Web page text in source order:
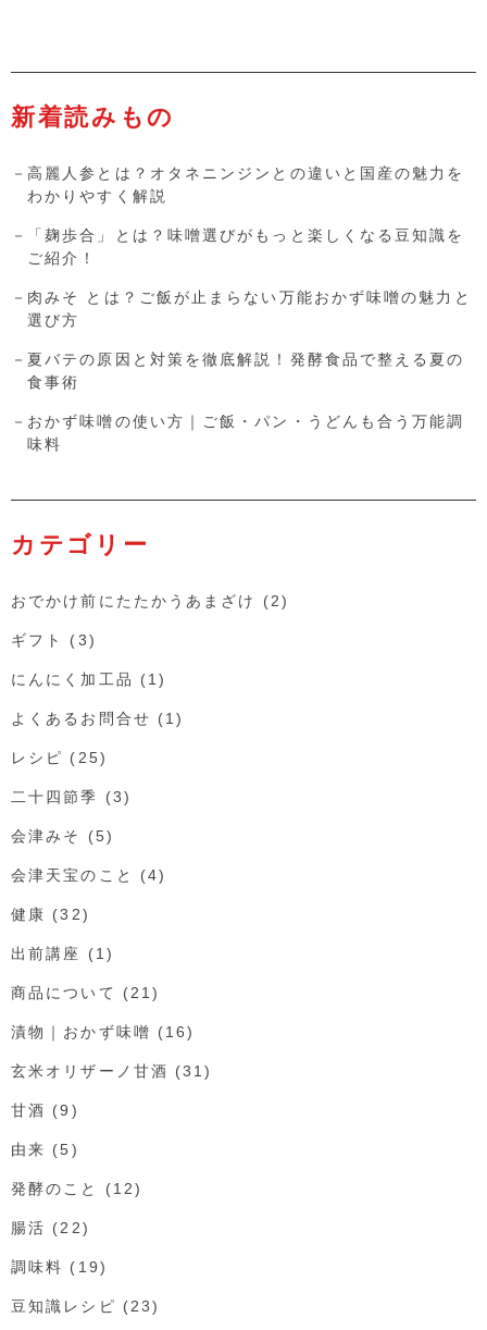
新着読みもの
高麗人参とは？オタネニンジンとの違いと国産の魅力を
わかりやすく解説
「麹歩合」とは？味噌選びがもっと楽しくなる豆知識を
ご紹介！
肉みそ とは？ご飯が止まらない万能おかず味噌の魅力と
選び方
夏バテの原因と対策を徹底解説！発酵食品で整える夏の
食事術
おかず味噌の使い方｜ご飯・パン・うどんも合う万能調
味料
カテゴリー
おでかけ前にたたかうあまざけ (2)
ギフト (3)
にんにく加工品 (1)
よくあるお問合せ (1)
レシピ (25)
二十四節季 (3)
会津みそ (5)
会津天宝のこと (4)
健康 (32)
出前講座 (1)
商品について (21)
漬物｜おかず味噌 (16)
玄米オリザーノ甘酒 (31)
甘酒 (9)
由来 (5)
発酵のこと (12)
腸活 (22)
調味料 (19)
豆知識レシピ (23)